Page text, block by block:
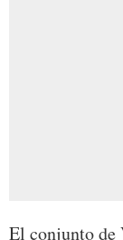
El conjunto